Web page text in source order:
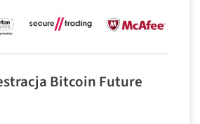
Bitcoin Future